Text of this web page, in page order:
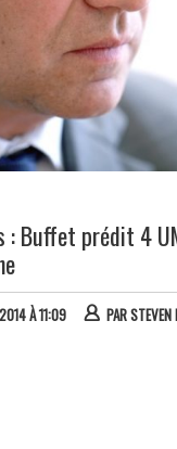
: Buffet prédit 4
À 11:09 PARSTEVEN